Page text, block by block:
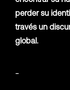
perder su
través un
global.